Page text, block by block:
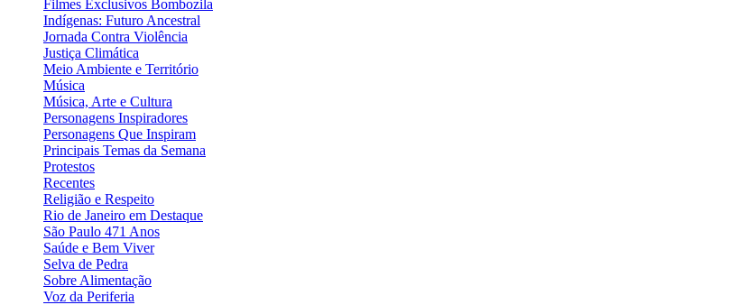
Filmes Exclusivos Bombozila
Indígenas: Futuro Ancestral
Jornada Contra Violência
Justiça Climática
Meio Ambiente e Território
Música
Música, Arte e Cultura
Personagens Inspiradores
Personagens Que Inspiram
Principais Temas da Semana
Protestos
Recentes
Religião e Respeito
Rio de Janeiro em Destaque
São Paulo 471 Anos
Saúde e Bem Viver
Selva de Pedra
Sobre Alimentação
Voz da Periferia